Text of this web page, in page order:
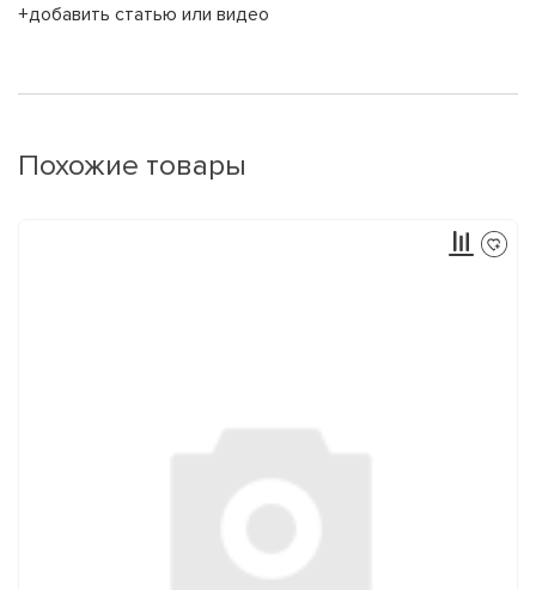
+добавить статью или видео
Похожие товары